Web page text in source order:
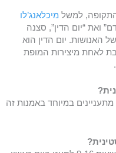
התקופה, למשל מיכלאנג’לו
ואת “יום הדין”, סצנה
יום הדין הוא
לאחת מיצירות המופת
אך אם אתם מתעניינים במיוחד באמנות זה